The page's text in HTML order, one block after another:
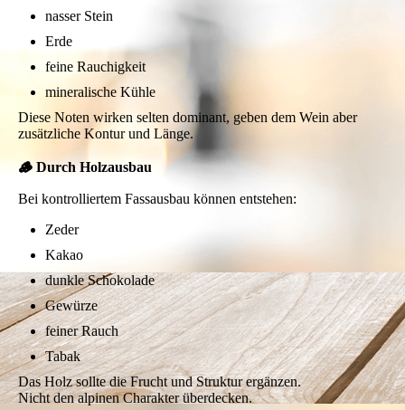
nasser Stein
Erde
feine Rauchigkeit
mineralische Kühle
Diese Noten wirken selten dominant, geben dem Wein aber
zusätzliche Kontur und Länge.
🪵 Durch Holzausbau
Bei kontrolliertem Fassausbau können entstehen:
Zeder
Kakao
dunkle Schokolade
Gewürze
feiner Rauch
Tabak
Das Holz sollte die Frucht und Struktur ergänzen.
Nicht den alpinen Charakter überdecken.